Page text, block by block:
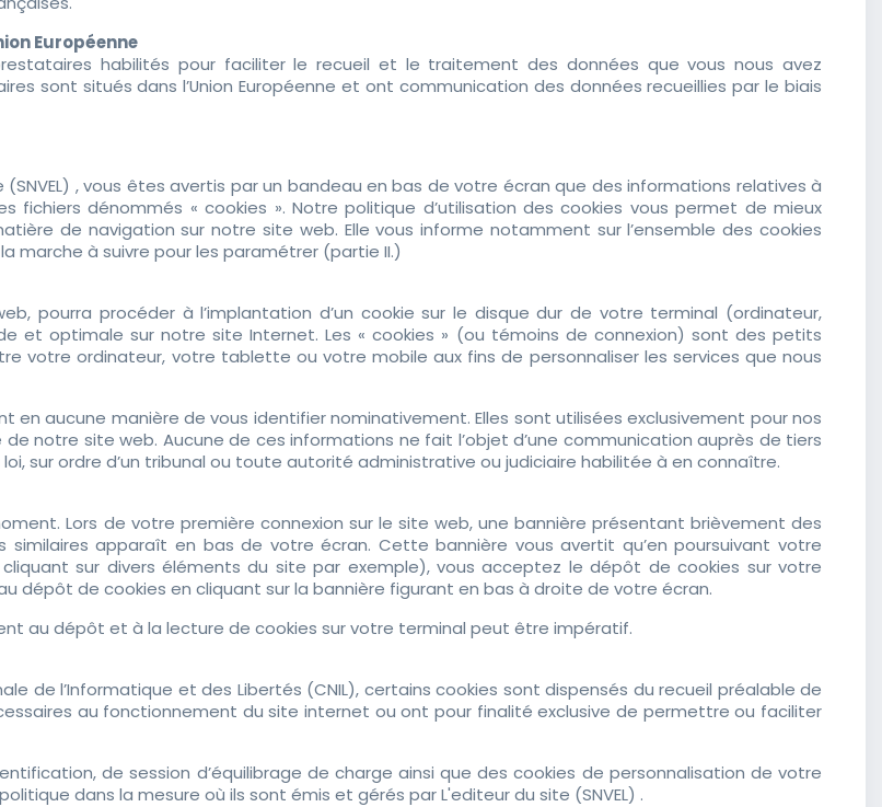
Européenne
habilités pour faciliter le recueil et le traitement des données que vous nous avez
sont situés dans l’Union Européenne et ont communication des données recueillies par le biais
, vous êtes avertis par un bandeau en bas de votre écran que des informations relatives à
fichiers dénommés « cookies ». Notre politique d’utilisation des cookies vous permet de mieux
de navigation sur notre site web. Elle vous informe notamment sur l’ensemble des cookies
marche à suivre pour les paramétrer (partie II.)
pourra procéder à l’implantation d’un cookie sur le disque dur de votre terminal (ordinateur,
et optimale sur notre site Internet. Les « cookies » (ou témoins de connexion) sont des petits
votre ordinateur, votre tablette ou votre mobile aux fins de personnaliser les services que nous
en aucune manière de vous identifier nominativement. Elles sont utilisées exclusivement pour nos
notre site web. Aucune de ces informations ne fait l’objet d’une communication auprès de tiers
sur ordre d’un tribunal ou toute autorité administrative ou judiciaire habilitée à en connaître.
Lors de votre première connexion sur le site web, une bannière présentant brièvement des
apparaît en bas de votre écran. Cette bannière vous avertit qu’en poursuivant votre
sur divers éléments du site par exemple), vous acceptez le dépôt de cookies sur votre
dépôt de cookies en cliquant sur la bannière figurant en bas à droite de votre écran.
au dépôt et à la lecture de cookies sur votre terminal peut être impératif.
de l’Informatique et des Libertés (CNIL), certains cookies sont dispensés du recueil préalable de
au fonctionnement du site internet ou ont pour finalité exclusive de permettre ou faciliter
de session d’équilibrage de charge ainsi que des cookies de personnalisation de votre
dans la mesure où ils sont émis et gérés par L'editeur du site (SNVEL) .